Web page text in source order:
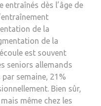
entraînés dès l’âge de
de la
de la
est souvent
seniors allemands
semaine, 21%
Bien sûr,
même chez les